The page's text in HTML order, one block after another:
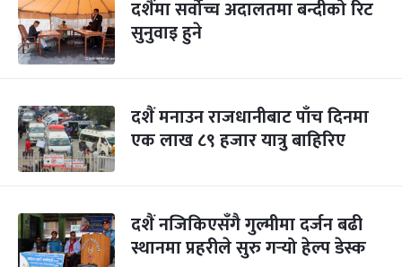
दशैंमा सर्वोच्च अदालतमा बन्दीको रिट
सुनुवाइ हुने
दशैं मनाउन राजधानीबाट पाँच दिनमा
एक लाख ८९ हजार यात्रु बाहिरिए
दशैं नजिकिएसँगै गुल्मीमा दर्जन बढी
स्थानमा प्रहरीले सुरु गर्‍यो हेल्प डेस्क